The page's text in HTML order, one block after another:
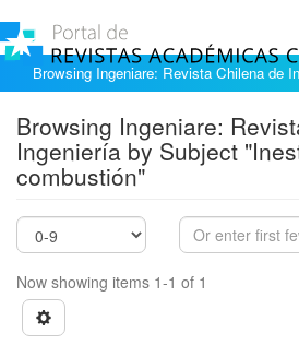
Browsing Ingeniare: Revista Chilena de
Browsing Ingeniare:
Ingeniería by Subject
combustión"
Now showing items 1-1 of 1